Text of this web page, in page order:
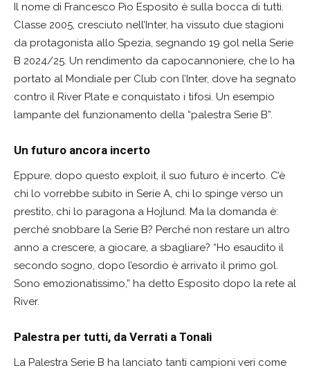
Il nome di Francesco Pio Esposito è sulla bocca di tutti.
Classe 2005, cresciuto nell’Inter, ha vissuto due stagioni
da protagonista allo Spezia, segnando 19 gol nella Serie
B 2024/25. Un rendimento da capocannoniere, che lo ha
portato al Mondiale per Club con l’Inter, dove ha segnato
contro il River Plate e conquistato i tifosi. Un esempio
lampante del funzionamento della “palestra Serie B”.
Un futuro ancora incerto
Eppure, dopo questo exploit, il suo futuro è incerto. C’è
chi lo vorrebbe subito in Serie A, chi lo spinge verso un
prestito, chi lo paragona a Hojlund. Ma la domanda è:
perché snobbare la Serie B? Perché non restare un altro
anno a crescere, a giocare, a sbagliare? “Ho esaudito il
secondo sogno, dopo l’esordio è arrivato il primo gol.
Sono emozionatissimo,” ha detto Esposito dopo la rete al
River.
Palestra per tutti, da Verrati a Tonali
La Palestra Serie B ha lanciato tanti campioni veri come